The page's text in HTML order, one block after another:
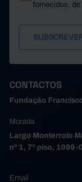
fornecidos, de
CONTACTOS
Fundação
Morada
Largo Monterroio
nº 1, 7º piso,
Email